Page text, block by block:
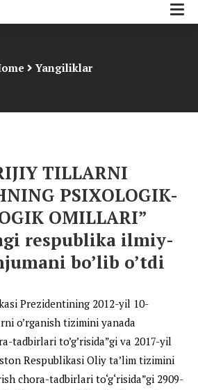
Yangiliklar
TILLARNI
PSIXOLOGIK-
OMILLARI”
respublika ilmiy-
bo’lib o’tdi
Prezidentining 2012-yil 10-
o’rganish tizimini yanada
tadbirlari to’g’risida”gi va 2017-yil
Respublikasi Oliy ta’lim tizimini
chora-tadbirlari to‘g‘risida”gi 2909-